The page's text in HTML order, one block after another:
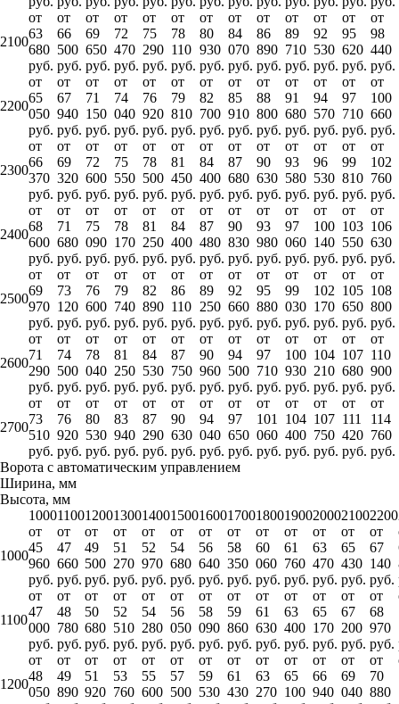
2100
от
63
680
руб.
от
66
500
руб.
от
69
650
руб.
от
72
470
руб.
от
75
290
руб.
от
78
110
руб.
от
80
930
руб.
от
84
070
руб.
от
86
890
руб.
от
89
710
руб.
от
92
530
руб.
от
95
620
руб.
от
98
440
руб.
2200
от
65
050
руб.
от
67
940
руб.
от
71
150
руб.
от
74
040
руб.
от
76
920
руб.
от
79
810
руб.
от
82
700
руб.
от
85
910
руб.
от
88
800
руб.
от
91
680
руб.
от
94
570
руб.
от
97
710
руб.
от
100
660
руб.
2300
от
66
370
руб.
от
69
320
руб.
от
72
600
руб.
от
75
550
руб.
от
78
500
руб.
от
81
450
руб.
от
84
400
руб.
от
87
680
руб.
от
90
630
руб.
от
93
580
руб.
от
96
530
руб.
от
99
810
руб.
от
102
760
руб.
2400
от
68
600
руб.
от
71
680
руб.
от
75
090
руб.
от
78
170
руб.
от
81
250
руб.
от
84
400
руб.
от
87
480
руб.
от
90
830
руб.
от
93
980
руб.
от
97
060
руб.
от
100
140
руб.
от
103
550
руб.
от
106
630
руб.
2500
от
69
970
руб.
от
73
120
руб.
от
76
600
руб.
от
79
740
руб.
от
82
890
руб.
от
86
110
руб.
от
89
250
руб.
от
92
660
руб.
от
95
880
руб.
от
99
030
руб.
от
102
170
руб.
от
105
650
руб.
от
108
800
руб.
2600
от
71
290
руб.
от
74
500
руб.
от
78
040
руб.
от
81
250
руб.
от
84
530
руб.
от
87
750
руб.
от
90
960
руб.
от
94
500
руб.
от
97
710
руб.
от
100
930
руб.
от
104
210
руб.
от
107
680
руб.
от
110
900
руб.
2700
от
73
510
руб.
от
76
920
руб.
от
80
530
руб.
от
83
940
руб.
от
87
290
руб.
от
90
630
руб.
от
94
040
руб.
от
97
650
руб.
от
101
060
руб.
от
104
400
руб.
от
107
750
руб.
от
111
420
руб.
от
114
760
руб.
Ворота с автоматическим управлением
Ширина, мм
Высота, мм
1000110012001300140015001600170018001900200021002200
1000
от
45
960
руб.
от
47
660
руб.
от
49
500
руб.
от
51
270
руб.
от
52
970
руб.
от
54
680
руб.
от
56
640
руб.
от
58
350
руб.
от
60
060
руб.
от
61
760
руб.
от
63
470
руб.
от
65
430
руб.
от
67
140
руб.
1100
от
47
000
руб.
от
48
780
руб.
от
50
680
руб.
от
52
510
руб.
от
54
280
руб.
от
56
050
руб.
от
58
090
руб.
от
59
860
руб.
от
61
630
руб.
от
63
400
руб.
от
65
170
руб.
от
67
200
руб.
от
68
970
руб.
1200
от
48
050
от
49
890
от
51
920
от
53
760
от
55
600
от
57
500
от
59
530
от
61
430
от
63
270
от
65
100
от
66
940
от
69
040
от
70
880